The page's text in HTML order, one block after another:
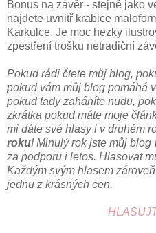
Bonus na závěr - stejně jako
najdete uvnitř krabice
Karkulce. Je moc hezky
zpestření trošku netradiční
Pokud rádi čtete můj blog,
pokud vám můj blog pomáhá
pokud tady zaháníte nudu,
zkrátka pokud máte moje
mi dáte své hlasy i v druhém
roku! Minulý rok jste můj blog
za podporu i letos. Hlasovat
Každým svým hlasem
jednu z krásných cen.